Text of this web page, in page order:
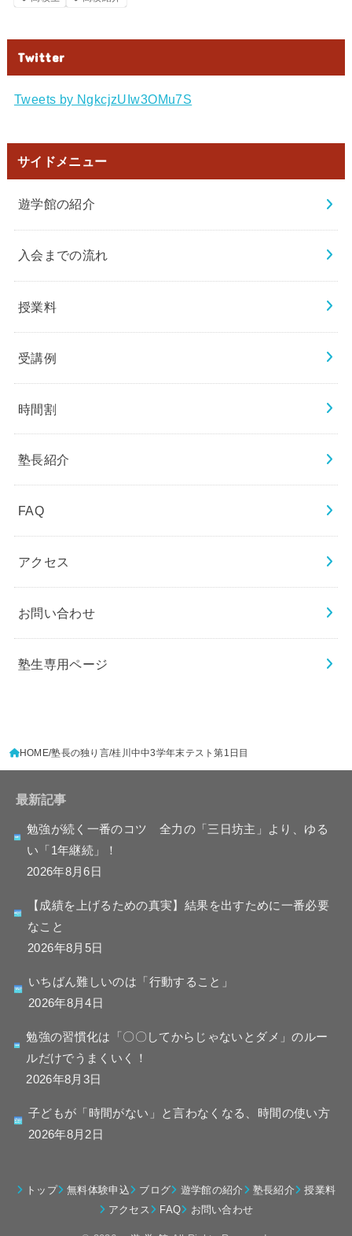
Twitter
Tweets by NgkcjzUIw3OMu7S
サイドメニュー
遊学館の紹介
入会までの流れ
授業料
受講例
時間割
塾長紹介
FAQ
アクセス
お問い合わせ
塾生専用ページ
HOME 塾長の独り言 桂川中中3学年末テスト第1日目
最新記事
勉強が続く一番のコツ 全力の「三日坊主」より、ゆる
い「1年継続」！
2026年8月6日
【成績を上げるための真実】結果を出すために一番必要
なこと
2026年8月5日
いちばん難しいのは「行動すること」
2026年8月4日
勉強の習慣化は「〇〇してからじゃないとダメ」のルー
ルだけでうまくいく！
2026年8月3日
子どもが「時間がない」と言わなくなる、時間の使い方
2026年8月2日
トップ 無料体験申込 ブログ 遊学館の紹介 塾長紹介
授業料
アクセス
FAQ お問い合わせ